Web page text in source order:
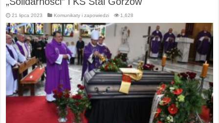
21 lipca 2023 Komunikaty i zapowiedzi 1,628